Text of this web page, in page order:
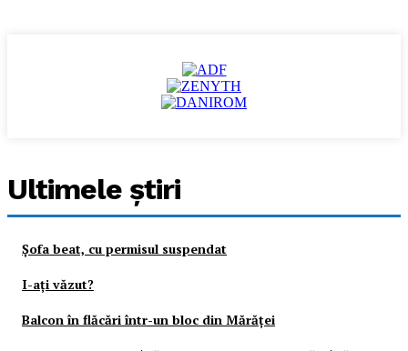
Ultimele ştiri
Şofa beat, cu permisul suspendat
I-aţi văzut?
Balcon în flăcări într-un bloc din Mărăţei